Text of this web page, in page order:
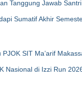
Tanggung Jawab
Sumatif Akhir
SIT Ma’arif
Nasional di Izzi Run